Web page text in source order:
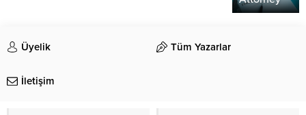
Üyelik Tüm Yazarlar
İletişim